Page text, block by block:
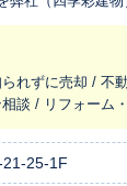
となります。
れずに売却 / 不
談 / リフォーム
21-25-1F